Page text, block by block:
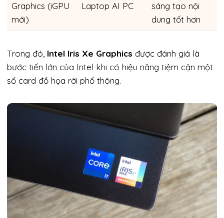
Graphics (iGPU
mới)
Laptop AI PC
sáng tạo nội
dung tốt hơn
Trong đó, Intel Iris Xe Graphics được đánh giá là
bước tiến lớn của Intel khi có hiệu năng tiệm cận một
số card đồ họa rời phổ thông.